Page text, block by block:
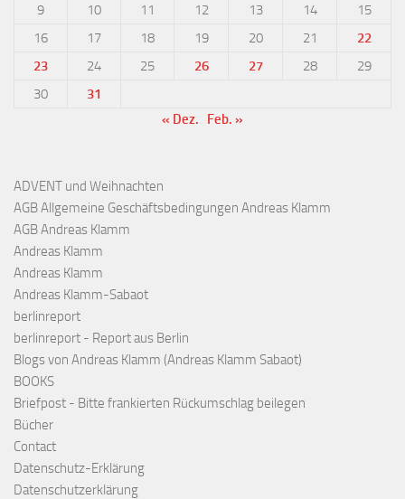
9
10 11 12 13 14
15
16
17 18 19 20 21
22
23
24 25 26 27 28
29
30
31
« Dez.
Feb. »
ADVENT und Weihnachten
AGB Allgemeine Geschäftsbedingungen Andreas Klamm
AGB Andreas Klamm
Andreas Klamm
Andreas Klamm
Andreas Klamm-Sabaot
berlinreport
berlinreport - Report aus Berlin
Blogs von Andreas Klamm (Andreas Klamm Sabaot)
BOOKS
Briefpost - Bitte frankierten Rückumschlag beilegen
Bücher
Contact
Datenschutz-Erklärung
Datenschutzerklärung